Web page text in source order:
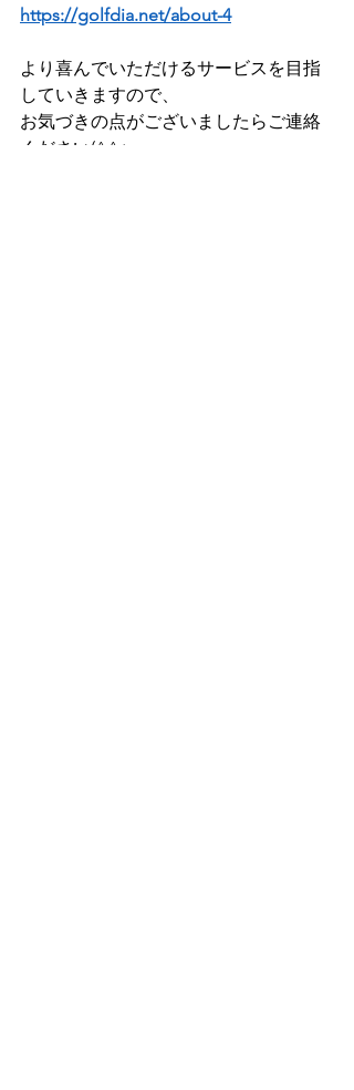
https://golfdia.net/about-4
より喜んでいただけるサービスを目指
していきますので、
お気づきの点がございましたらご連絡
ください(^^♪